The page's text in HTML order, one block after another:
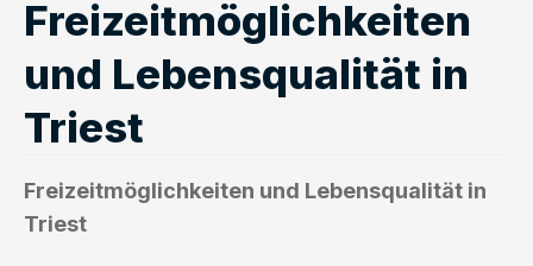
Freizeitmöglichkeiten
und Lebensqualität in
Triest
Freizeitmöglichkeiten und Lebensqualität in
Triest